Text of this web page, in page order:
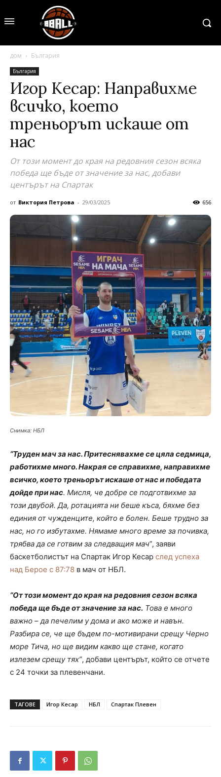
дом България
България
Игор Кесар: Направихме
всичко, което
треньорът искаше от
нас
От този момент до края на редовния сезон всяка
победа ще бъде от значение за нас, добави
центърът на Спартак
от Виктория Петрова - 29/03/2025 656
Снимка: НБЛ
“Труден мач за нас. Притеснявахме се цяла седмица,
работихме много. Накрая се справихме, направихме
всичко, което треньорът искаше от нас и победата
дойде при нас. Мисля, че добре се подготвихме за
този двубой. Да, ротацията ни беше къса, бяхме без
единия от чужденците, който е болен. Беше трудно за
нас, но го избутахме. Нямаме много време за почивка,
трябва да се готвим за следващия мач”, заяви
баскетболистът на Спартак Игор Кесар след успеха
над Берое с 87:78 в мач от НБЛ.
“От този момент до края на редовния сезон всяка
победа ще бъде от значение за нас. Това е много
важно – да печелим у дома и ако може и навън.
Разбира се, че ще бъдем по-мотивирани срещу Черно
море Тича, но ще видим какво ще стане, когато
излезем срещу тях”, добави центърът, който се отчете
с 24 точки за плевенчани.
ТАГОВЕ Игор Кесар НБЛ Спартак Плевен